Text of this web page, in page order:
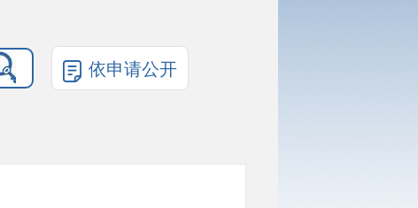
依申请公开